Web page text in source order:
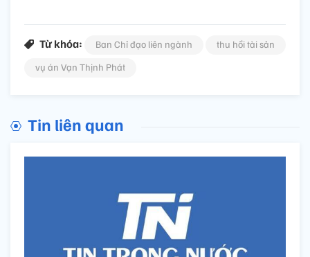
Từ khóa: Ban Chỉ đạo liên ngành
thu hồi tài sản
vụ án Vạn Thịnh Phát
Tin liên quan